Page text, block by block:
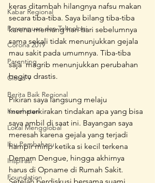
Kabar Regional
Perempuan dan Teknologi
Corona 2019
Parenting
Cloud 9
Berita Baik Regional
Kesehatan
Lokal Mengglobal
Ibu Pembaharu
Inspirasi
Foundation
keras ditambah hilangnya nafsu makan
secara tiba-tiba. Saya bilang tiba-tiba
karena memang hari hari sebelumnya
sama sekali tidak menunjukkan gejala
mau sakit pada umumnya. Tiba-tiba
saja  magrib menunjukkan perubahan
begitu drastis.
Pikiran saya langsung melaju
memperkirakan tindakan apa yang bisa
saya ambil di saat ini. Bayangan saya
meresah karena gejala yang terjadi
hampir mirip ketika si kecil terkena
Demam Dengue, hingga akhirnya
harus di Opname di Rumah Sakit.